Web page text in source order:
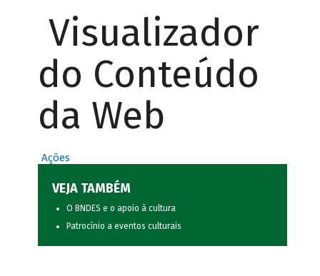
Visualizador
do Conteúdo
da Web
Ações
VEJA TAMBÉM
O BNDES e o apoio à cultura
Patrocínio a eventos culturais